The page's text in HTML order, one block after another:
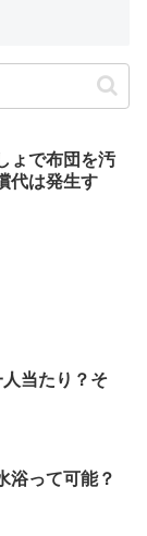
ょで布団を汚
代は発生す
当たり？そ
浴って可能？